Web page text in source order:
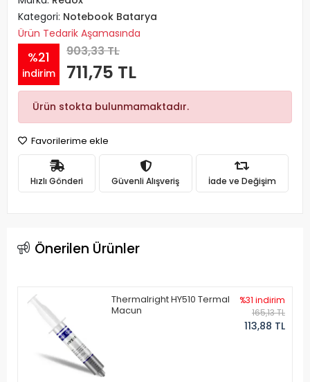
Kategori: Notebook Batarya
Ürün Tedarik Aşamasında
%21
indirim
903,33 TL
711,75 TL
Ürün stokta bulunmamaktadır.
Favorilerime ekle
Hızlı Gönderi Güvenli Alışveriş İade ve Değişim
Önerilen Ürünler
Thermalright HY510 Termal
Macun
%31 indirim
165,13 TL
113,88 TL